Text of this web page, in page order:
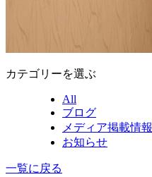
カテゴリーを選ぶ
All
ブログ
メディア掲載情報
お知らせ
一覧に戻る